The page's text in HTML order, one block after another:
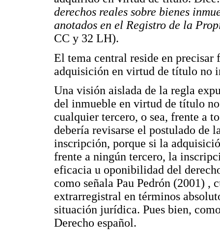
derechos reales sobre bienes
anotados en el Registro de la
CC y 32 LH).
El tema central reside en precisar
adquisición en virtud de título no
Una visión aislada de la regla
del inmueble en virtud de título
cualquier tercero, o sea, frente a
debería revisarse el postulado de
inscripción, porque si la
frente a ningún tercero, la
eficacia u oponibilidad del
como señala Pau Pedrón (2001) ,
extrarregistral en términos
situación jurídica. Pues bien,
Derecho español.